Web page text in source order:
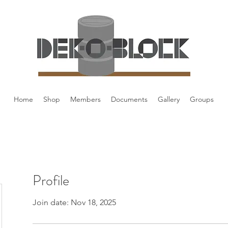
Home Shop Members Documents Gallery Groups
Profile
Join date: Nov 18, 2025